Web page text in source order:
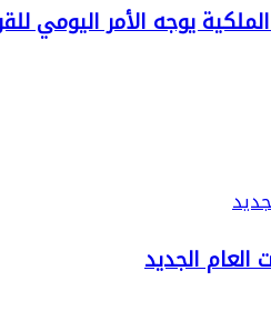
يوجه الأمر اليومي للقوات
الجديد